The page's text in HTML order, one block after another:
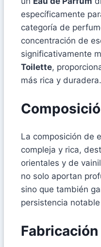
específicamente
categoría de
concentración de
significativamente
Toilette,
más rica y duradera.
La composición de
compleja y rica,
orientales y de
no solo aportan
sino que también
persistencia
Fabricación